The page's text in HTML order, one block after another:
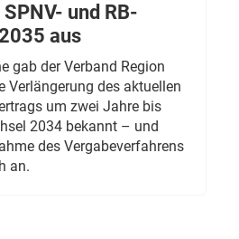
und RB-
aus
gab der Verband Region
Verlängerung des aktuellen
um zwei Jahre bis
2034 bekannt – und
des Vergabeverfahrens
an.